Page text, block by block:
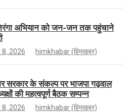
अभियान को जन-जन तक पहुंचाने
2026 himkhabar (हिमखबर)
सरकार के संकल्प पर भाजपा गढ़वाल
की महत्वपूर्ण बैठक सम्पन्न
2026 himkhabar (हिमखबर)